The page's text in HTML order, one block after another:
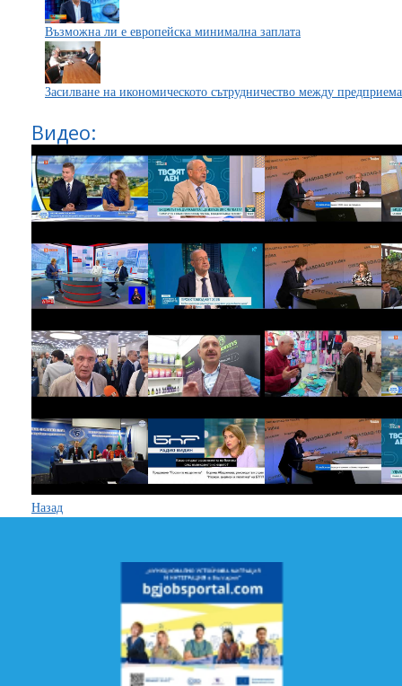
Възможна ли е европейска минимална заплата
Засилване на икономическото сътрудничество между
Видео:
Назад